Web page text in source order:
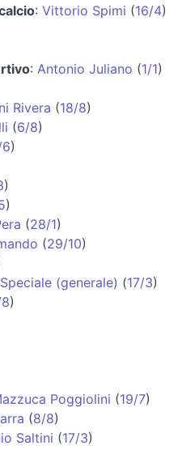
: Vittorio Spimi (16/4)
: Antonio Juliano (1/1)
Rivera (18/8)
(6/8)
)
)
)
(28/1)
(29/10)
(generale) (17/3)
)
Poggiolini (19/7)
(8/8)
Saltini (17/3)